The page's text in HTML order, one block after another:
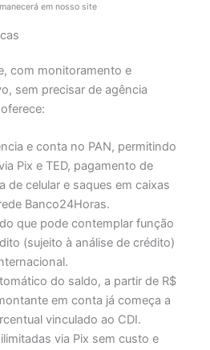
em nosso site
com monitoramento e
sem precisar de agência
e conta no PAN, permitindo
Pix e TED, pagamento de
de celular e saques em caixas
Banco24Horas.
que pode contemplar função
(sujeito à análise de crédito)
do saldo, a partir de R$
em conta já começa a
vinculado ao CDI.
via Pix sem custo e